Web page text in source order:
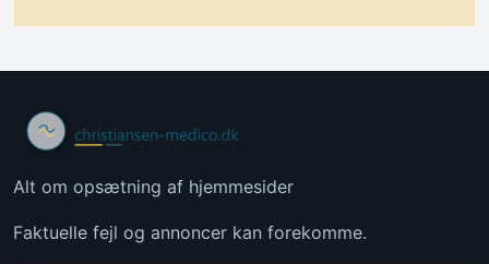
Alt om opsætning af hjemmesider
Faktuelle fejl og annoncer kan forekomme.